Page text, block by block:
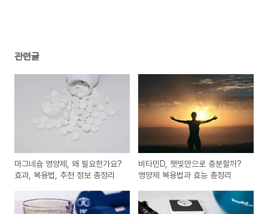
관련글
마그네슘 영양제, 왜 필요한가요?
효과, 복용법, 추천 정보 총정리
비타민D, 햇빛만으로 충분할까?
영양제 복용법과 효능 총정리